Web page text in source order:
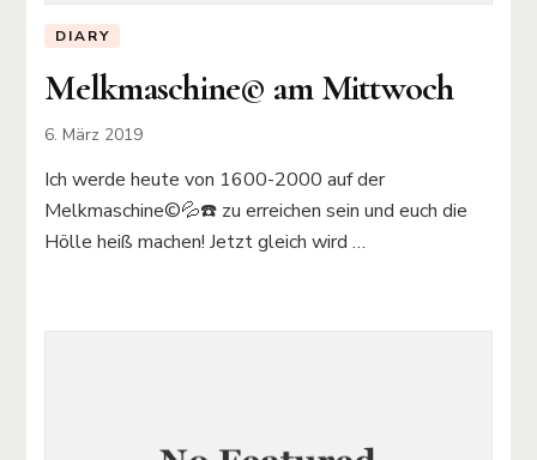
DIARY
Melkmaschine©️ am Mittwoch
6. März 2019
Ich werde heute von 1600-2000 auf der
Melkmaschine©️💦☎️ zu erreichen sein und euch die
Hölle heiß machen! Jetzt gleich wird …